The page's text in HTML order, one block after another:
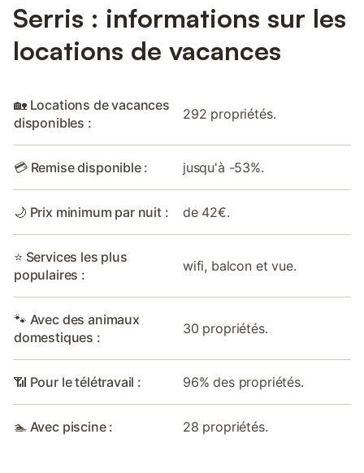
Serris : informations sur les
locations de vacances
🏡 Locations de vacances
disponibles :
292 propriétés.
💳 Remise disponible : jusqu'à -53%.
🌙 Prix minimum par nuit : de 42€.
⭐ Services les plus
populaires :
wifi, balcon et vue.
🐾 Avec des animaux
domestiques :
30 propriétés.
📶 Pour le télétravail : 96% des propriétés.
🏊 Avec piscine : 28 propriétés.